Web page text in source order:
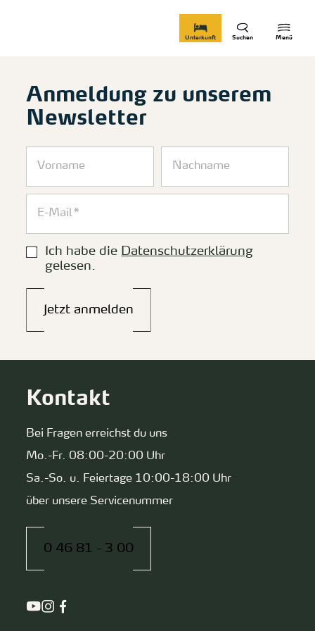
Menü
Suchen
Unterkunft
Anmeldung zu unserem
Newsletter
Ich habe die Datenschutzerklärung
gelesen.
Jetzt anmelden
Kontakt
Bei Fragen erreichst du uns
Mo.-Fr. 08:00-20:00 Uhr
Sa.-So. u. Feiertage 10:00-18:00 Uhr
über unsere Servicenummer
0 46 81 - 3 00